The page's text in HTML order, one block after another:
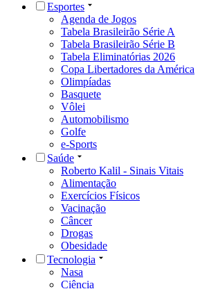
Esportes
Agenda de Jogos
Tabela Brasileirão Série A
Tabela Brasileirão Série B
Tabela Eliminatórias 2026
Copa Libertadores da América
Olimpíadas
Basquete
Vôlei
Automobilismo
Golfe
e-Sports
Saúde
Roberto Kalil - Sinais Vitais
Alimentação
Exercícios Físicos
Vacinação
Câncer
Drogas
Obesidade
Tecnologia
Nasa
Ciência